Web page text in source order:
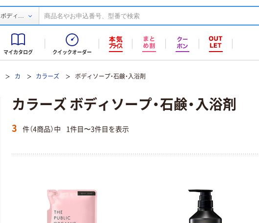
ボディ ...
マイカタログ クイックオーダー
カ カラーズ ボディソープ・石鹸・入浴剤
カラーズ ボディソープ・石鹸・入浴剤
3 件（4商品）中 1件目〜3件目を表示